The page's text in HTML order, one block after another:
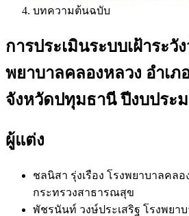
บทความต้นฉบับ
การประเมินระบบเฝ้าระวั
พยาบาลคลองหลวง อำเภ
จังหวัดปทุมธานี ปีงบประ
ผู้แต่ง
ชลนิสา รุ่งเรือง โรงพยาบาลคลอ
กระทรวงสาธารณสุข
พัชรนันท์ วงษ์ประเสริฐ โรงพยา